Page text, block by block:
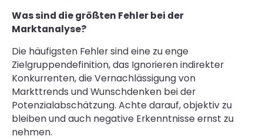
Was sind die größten Fehler bei der
Marktanalyse?
Die häufigsten Fehler sind eine zu enge
Zielgruppendefinition, das Ignorieren indirekter
Konkurrenten, die Vernachlässigung von
Markttrends und Wunschdenken bei der
Potenzialabschätzung. Achte darauf, objektiv zu
bleiben und auch negative Erkenntnisse ernst zu
nehmen.